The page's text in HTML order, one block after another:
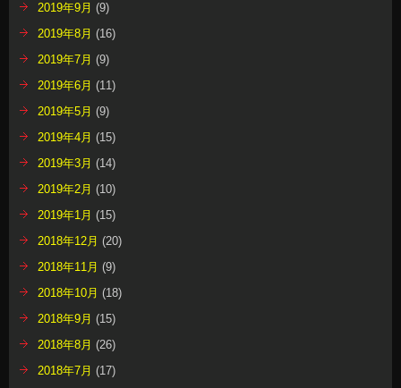
2019年9月 (9)
2019年8月 (16)
2019年7月 (9)
2019年6月 (11)
2019年5月 (9)
2019年4月 (15)
2019年3月 (14)
2019年2月 (10)
2019年1月 (15)
2018年12月 (20)
2018年11月 (9)
2018年10月 (18)
2018年9月 (15)
2018年8月 (26)
2018年7月 (17)